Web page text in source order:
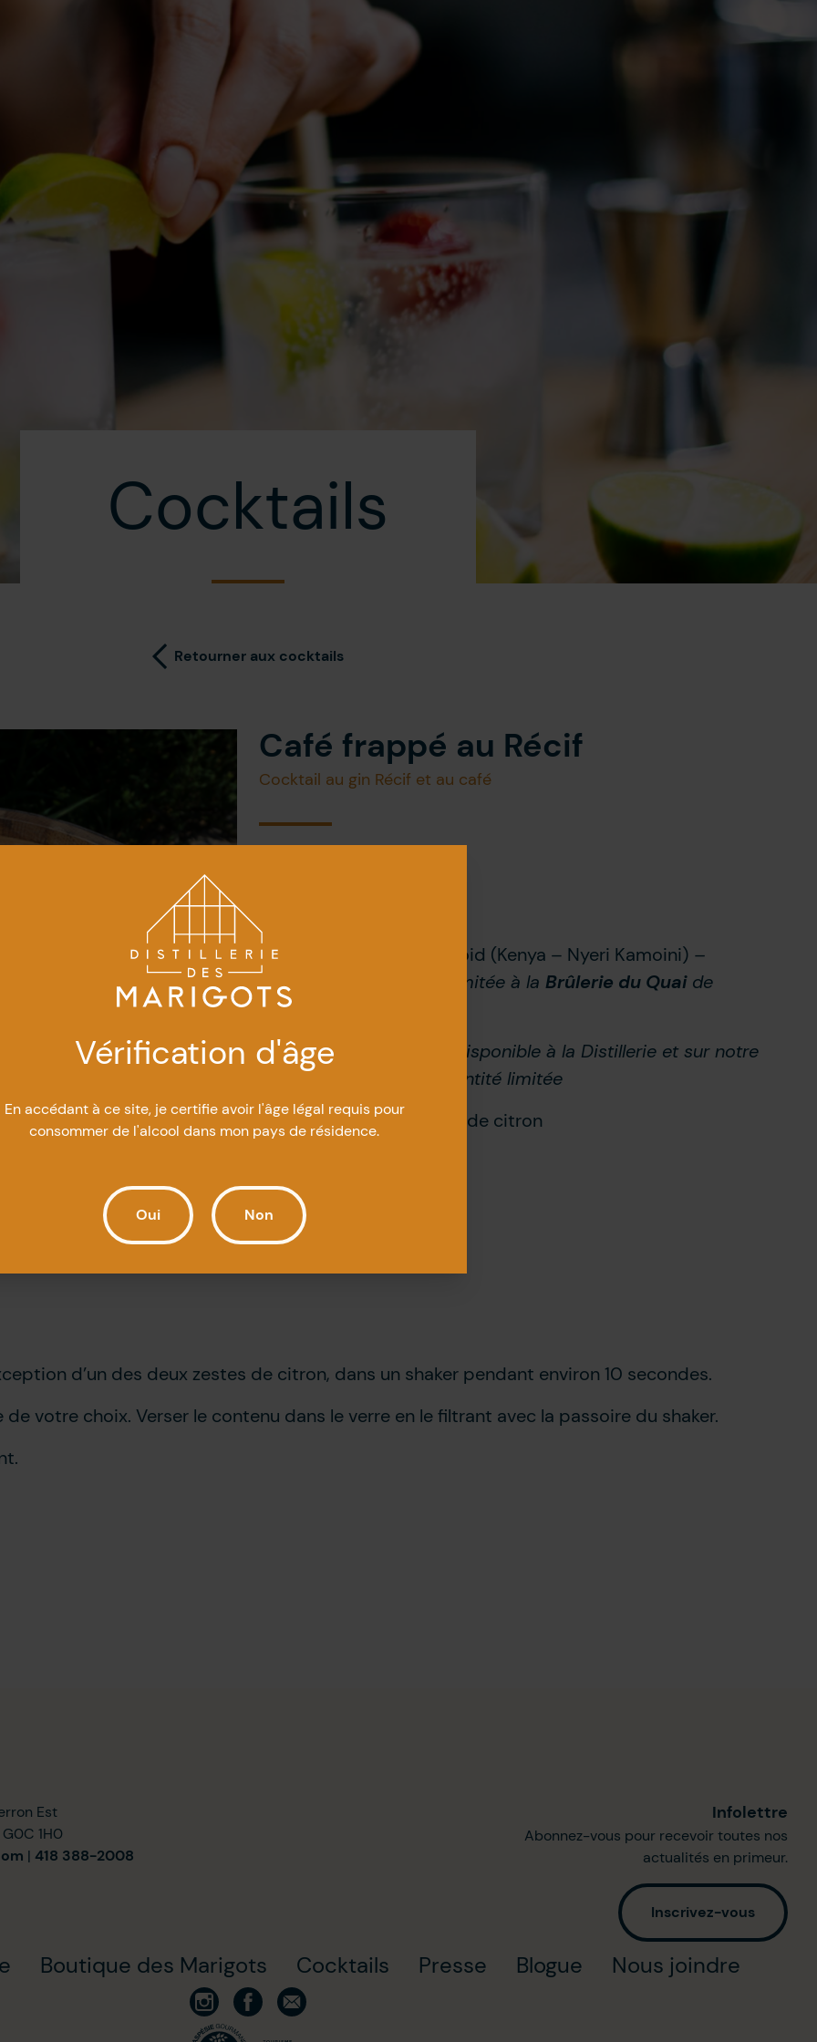
Cocktails
Retourner aux cocktails
Café frappé au Récif
Cocktail au gin Récif et au café
2 oz de café espresso froid (Kenya – Nyeri Kamoini) –
disponible en quantité limitée à la Brûlerie du Quaide
Carleton
½ oz desirop simple
disponible à la Distillerie et sur notre
boutique en ligne en quantité limitée
Quelques gouttes de jus de citron
Glaçons
d’un des deux zestes de citron, dans un shaker pendant environ 10 secondes.
votre choix. Verser le contenu dans le verre en le filtrant avec la passoire du shaker.
Est
1H0
| 418 388-2008
Infolettre
Abonnez-vous pour recevoir toutes nos
actualités en primeur.
Inscrivez-vous
Boutique des Marigots Cocktails Presse Blogue Nous joindre
Vérification d'âge
En accédant à ce site, je certifie avoir l'âge légal requis pour
consommer de l'alcool dans mon pays de résidence.
Oui Non